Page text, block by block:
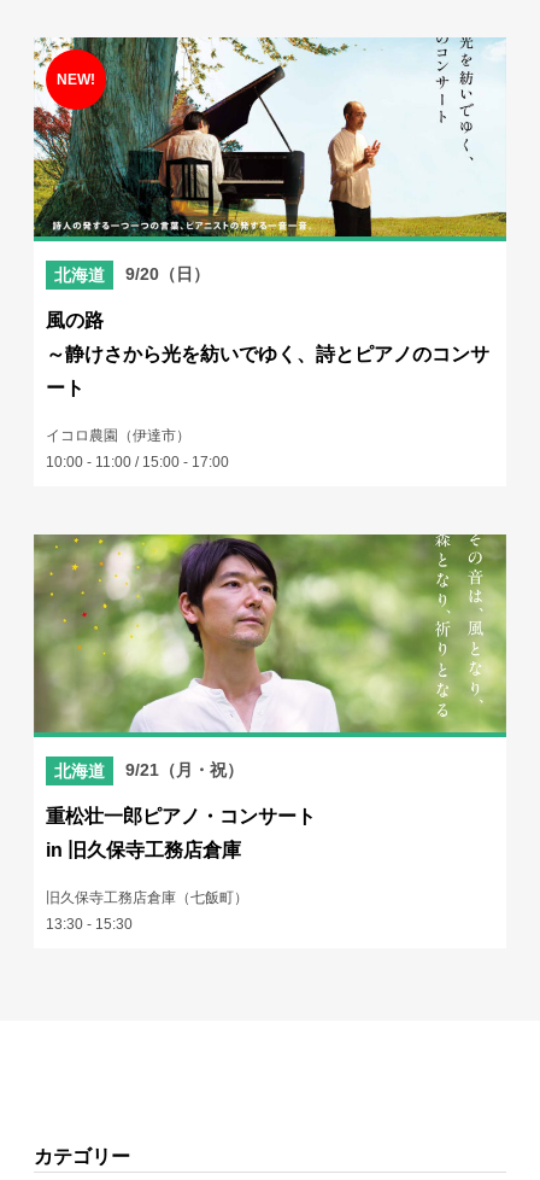
北海道 9/20（日）
風の路
～静けさから光を紡いでゆく、詩とピアノのコンサ
ート
イコロ農園（伊達市）
10:00 - 11:00 / 15:00 - 17:00
北海道 9/21（月・祝）
重松壮一郎ピアノ・コンサート
in 旧久保寺工務店倉庫
旧久保寺工務店倉庫（七飯町）
13:30 - 15:30
カテゴリー